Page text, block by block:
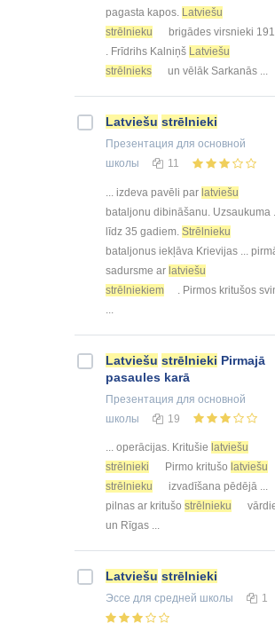
pagasta kapos. Latviešu
strēlnieku
brigādes virsnieki
. Frīdrihs Kalniņš Latviešu
strēlnieks
un vēlāk Sarkanās ...
Latviešu strēlnieki
Презентация для основной
школы
11
... izdeva pavēli par latviešu
bataljonu dibināšanu. Uzsaukuma ...
līdz 35 gadiem. Strēlnieku
bataljonus iekļāva Krievijas ...
sadursme ar latviešu
strēlniekiem
. Pirmos kritušos
Latviešu strēlnieki Pirmajā
pasaules karā
Презентация для основной
школы
19
... operācijas. Kritušie latviešu
strēlnieki
Pirmo kritušo latviešu
strēlnieku
izvadīšana pēdējā ...
pilnas ar kritušo strēlnieku
un Rīgas ...
Latviešu strēlnieki
Эссе для средней школы 1